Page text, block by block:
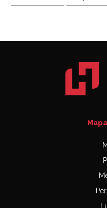
Napoleón